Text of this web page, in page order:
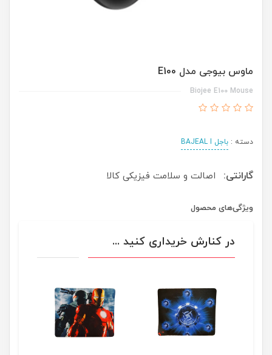
ماوس بیوجی مدل E100
Biojee E100 Mouse
دسته : باجل BAJEAL I
گارانتی: اصالت و سلامت فیزیکی کالا
ویژگی‌های محصول
در کنارش خریداری کنید ...